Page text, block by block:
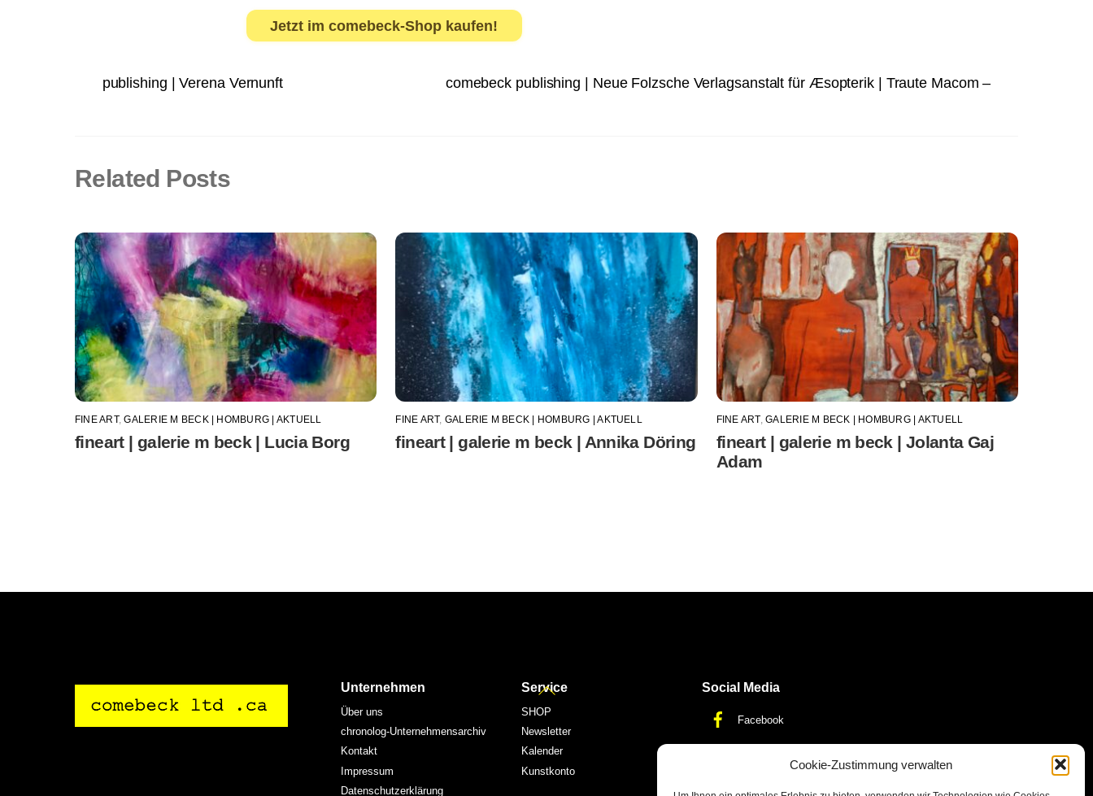
Cookie-Zustimmung verwalten
Jetzt im comebeck-Shop kaufen!
publishing | Verena Vernunft comebeck publishing | Neue Folzsche Verlagsanstalt für Æsopterik | Traute Macom –
Related Posts
FINE ART,GALERIE M BECK | HOMBURG | AKTUELL
fineart | galerie m beck | Lucia Borg
FINE ART, GALERIE M BECK | HOMBURG | AKTUELL
fineart | galerie m beck | Annika Döring
FINE ART,GALERIE M BECK | HOMBURG | AKTUELL
fineart | galerie m beck | Jolanta Gaj
Adam
Back
Top
Unternehmen
Über uns
chronolog-Unternehmensarchiv
Kontakt
Impressum
Datenschutzerklärung
Service
SHOP
Newsletter
Kalender
Kunstkonto
Social Media
Facebook